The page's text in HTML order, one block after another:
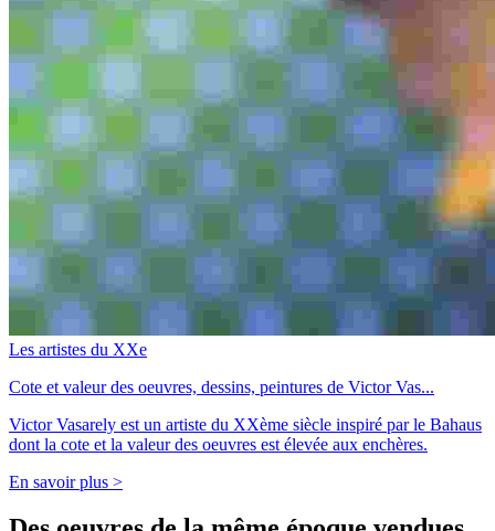
Les artistes du XXe
Cote et valeur des oeuvres, dessins, peintures de Victor Vas...
Victor Vasarely est un artiste du XXème siècle inspiré par le Bahaus
dont la cote et la valeur des oeuvres est élevée aux enchères.
En savoir plus >